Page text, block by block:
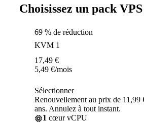
Choisissez un pack
69 % de réduction
KVM 1
17,49 €
5,49 €/mois
Sélectionner
Renouvellement au prix de 11,99
ans. Annulez à tout instant.
1 cœur vCPU